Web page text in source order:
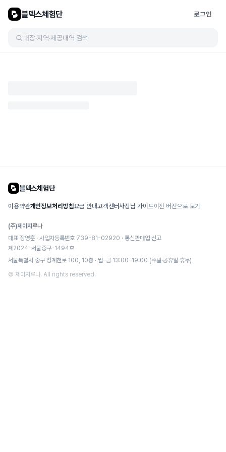
블덱스체험단 로그인
매장·지역·제공내역 검색
블덱스체험단
이용약관개인정보처리방침요금 안내고객센터사장님 가이드이전 버전으로 보기
(주)제이지루나
대표 장영훈 · 사업자등록번호 739-81-02920 · 통신판매업 신고
제2024-서울중구-1494호
서울특별시 중구 청계천로 100, 10층 · 월–금 13:00–19:00 (주말·공휴일 휴무)
© 제이지루나. All rights reserved.